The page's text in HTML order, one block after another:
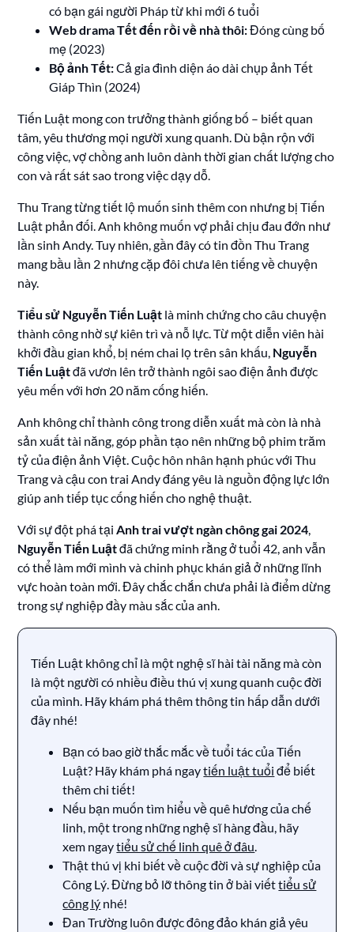
có bạn gái người Pháp từ khi mới 6 tuổi
Web drama Tết đến rồi về nhà thôi:Đóng cùng bố
mẹ (2023)
Bộ ảnh Tết:Cả gia đình diện áo dài chụp ảnh Tết
Giáp Thìn (2024)
Tiến Luật mong con trưởng thành giống bố – biết quan
tâm, yêu thương mọi người xung quanh. Dù bận rộn với
công việc, vợ chồng anh luôn dành thời gian chất lượng cho
con và rất sát sao trong việc dạy dỗ.
Thu Trang từng tiết lộ muốn sinh thêm con nhưng bị Tiến
Luật phản đối. Anh không muốn vợ phải chịu đau đớn như
lần sinh Andy. Tuy nhiên, gần đây có tin đồn Thu Trang
mang bầu lần 2 nhưng cặp đôi chưa lên tiếng về chuyện
này.
Tiểu sử Nguyễn Tiến Luật là minh chứng cho câu chuyện
thành công nhờ sự kiên trì và nỗ lực. Từ một diễn viên hài
khởi đầu gian khổ, bị ném chai lọ trên sân khấu, Nguyễn
Tiến Luậtđã vươn lên trở thành ngôi sao điện ảnh được
yêu mến với hơn 20 năm cống hiến.
Anh không chỉ thành công trong diễn xuất mà còn là nhà
sản xuất tài năng, góp phần tạo nên những bộ phim trăm
tỷ của điện ảnh Việt. Cuộc hôn nhân hạnh phúc với Thu
Trang và cậu con trai Andy đáng yêu là nguồn động lực lớn
giúp anh tiếp tục cống hiến cho nghệ thuật.
Với sự đột phá tại Anh trai vượt ngàn chông gai 2024
Nguyễn Tiến Luậtđã chứng minh rằng ở tuổi 42, anh vẫn
có thể làm mới mình và chinh phục khán giả ở những lĩnh
vực hoàn toàn mới. Đây chắc chắn chưa phải là điểm dừng
trong sự nghiệp đầy màu sắc của anh.
Tiến Luật không chỉ là một nghệ sĩ hài tài năng mà còn
là một người có nhiều điều thú vị xung quanh cuộc đời
của mình. Hãy khám phá thêm thông tin hấp dẫn dưới
đây nhé!
Bạn có bao giờ thắc mắc về tuổi tác của Tiến
Luật? Hãy khám phá ngaytiến luật tuổi để biết
thêm chi tiết!
Nếu bạn muốn tìm hiểu về quê hương của chế
linh, một trong những nghệ sĩ hàng đầu, hãy
xem ngaytiểu sử chế linh quê ở đâu
Thật thú vị khi biết về cuộc đời và sự nghiệp của
Công Lý. Đừng bỏ lỡ thông tin ở bài viếttiểu sử
công lý nhé!
Đan Trường luôn được đông đảo khán giả yêu